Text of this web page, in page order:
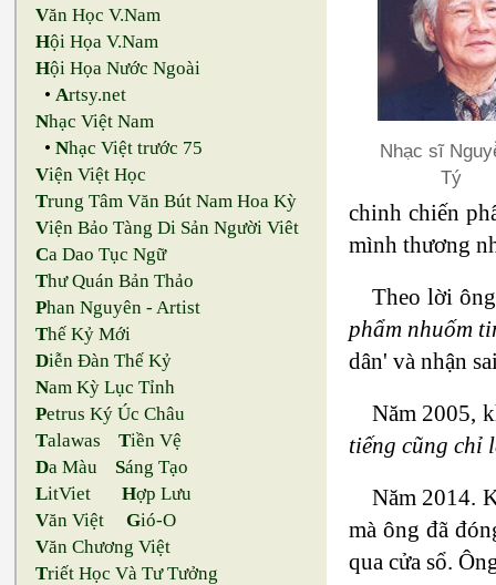
Văn Học V.Nam
Hội Họa V.Nam
Hội Họa Nước Ngoài
•Artsy.net
Nhạc Việt Nam
•Nhạc Việt trước 75
Viện Việt Học
Trung Tâm Văn Bút Nam Hoa Kỳ
Viện Bảo Tàng Di Sản Người Viêt
Ca Dao Tục Ngữ
Thư Quán Bản Thảo
Phan Nguyên - Artist
Thế Kỷ Mới
Diễn Đàn Thế Kỷ
Nam Kỳ Lục Tỉnh
Petrus Ký Úc Châu
Talawas Tiền Vệ
Da Màu Sáng Tạo
LitViet Hợp Lưu
Văn Việt Gió-O
Văn Chương Việt
Triết Học Và Tư Tưởng
Nhạc sĩ
Tý
chinh chiến
mình thương
Theo lời
phẩm nhuốm
dân' và nhận
Năm 2005,
tiếng cũng chỉ
Năm 2014.
mà ông đã
qua cửa sổ.